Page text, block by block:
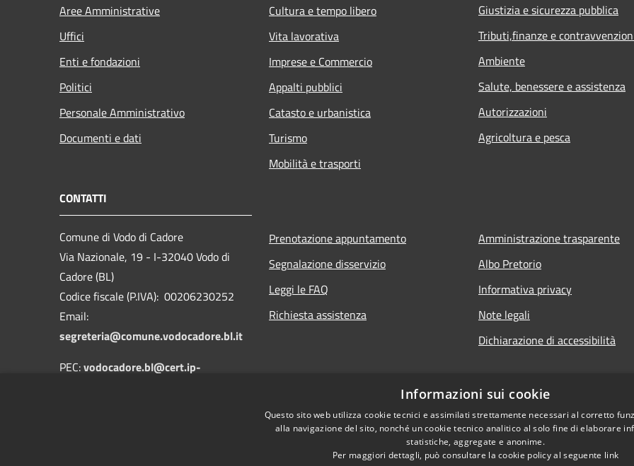
Aree Amministrative
Uffici
Enti e fondazioni
Politici
Personale Amministrativo
Documenti e dati
Cultura e tempo libero
Vita lavorativa
Imprese e Commercio
Appalti pubblici
Catasto e urbanistica
Turismo
Mobilità e trasporti
Giustizia e sicurezza pubblica
Tributi,finanze e
Ambiente
Salute, benessere e assistenza
Autorizzazioni
Agricoltura e pesca
CONTATTI
Comune di Vodo di Cadore
Via Nazionale, 19 - I-32040 Vodo di
Cadore (BL)
Codice fiscale (P.IVA): 00206230252
Email:
segreteria@comune.vodocadore.bl.it
PEC:vodocadore.bl@cert.ip-
Prenotazione appuntamento
Segnalazione disservizio
Leggi le FAQ
Richiesta assistenza
Amministrazione trasparente
Albo Pretorio
Informativa privacy
Note legali
Dichiarazione di accessibilità
Informazioni sui cookie
Questo sito web utilizza cookie tecnici e assimilati strettamente necessari al corretto
alla navigazione del sito, nonché un cookie tecnico analitico al solo fine di elaborare
statistiche, aggregate e anonime.
Per maggiori dettagli, può consultare la cookie policy al seguente link